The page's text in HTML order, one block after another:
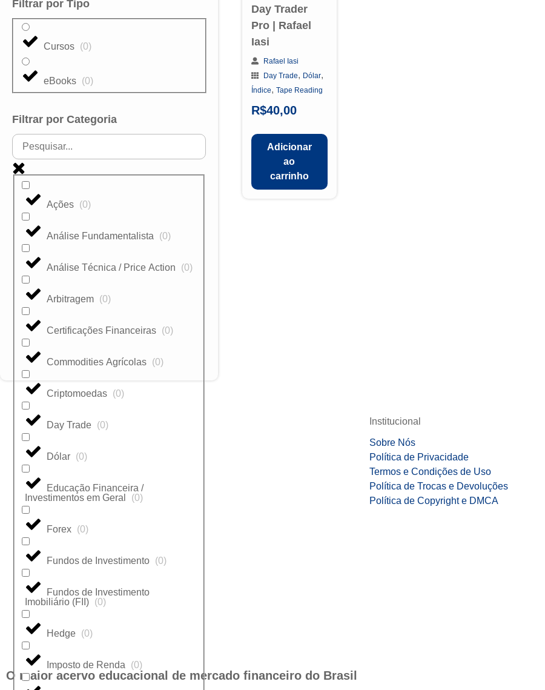
Filtrar por Tipo
Cursos (0)
eBooks (0)
Filtrar por Categoria
Ações (0)
Análise Fundamentalista (0)
Análise Técnica / Price Action (0)
Arbitragem (0)
Certificações Financeiras (0)
Commodities Agrícolas (0)
Criptomoedas (0)
Day Trade (0)
Dólar (0)
Educação Financeira /
Investimentos em Geral
(0)
Forex (0)
Fundos de Investimento (0)
Fundos de Investimento
Imobiliário (FII) (0)
Hedge (0)
Imposto de Renda (0)
Day Trader
Pro | Rafael
Iasi
Rafael Iasi
Day Trade, Dólar,
Índice, Tape Reading
R$40,00
Adicionar
ao
carrinho
O maior acervo educacional de mercado financeiro do Brasil
Institucional
Sobre Nós
Política de Privacidade
Termos e Condições de Uso
Política de Trocas e Devoluções
Política de Copyright e DMCA